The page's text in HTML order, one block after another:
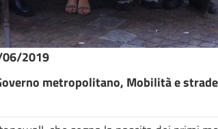
2019
metropolitano, Mobilità e